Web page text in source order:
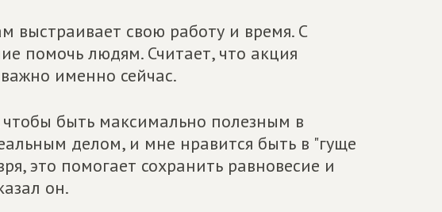
выстраивает свою работу и время. С
помочь людям. Считает, что акция
именно сейчас.
быть максимально полезным в
делом, и мне нравится быть в "гуще
это помогает сохранить равновесие и
он.